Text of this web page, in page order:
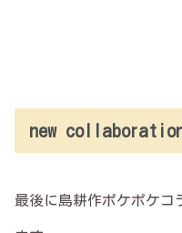
new
最後に島耕作ポケポケコ